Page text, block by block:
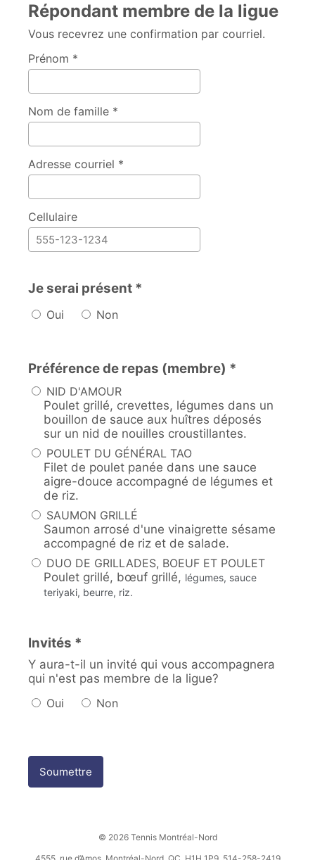
Répondant membre de la ligue
Vous recevrez une confirmation par courriel.
Prénom *
Nom de famille *
Adresse courriel *
Cellulaire
Je serai présent *
Oui Non
Préférence de repas (membre) *
NID D'AMOUR
Poulet grillé, crevettes, légumes dans un
bouillon de sauce aux huîtres déposés
sur un nid de nouilles croustillantes.
POULET DU GÉNÉRAL TAO
Filet de poulet panée dans une sauce
aigre-douce accompagné de légumes et
de riz.
SAUMON GRILLÉ
Saumon arrosé d'une vinaigrette sésame
accompagné de riz et de salade.
DUO DE GRILLADES, BOEUF ET POULET
Poulet grillé, bœuf grillé, légumes, sauce
teriyaki, beurre, riz.
Invités *
Y aura-t-il un invité qui vous accompagnera
qui n'est pas membre de la ligue?
Oui
Non
Soumettre
© 2026 Tennis Montréal-Nord